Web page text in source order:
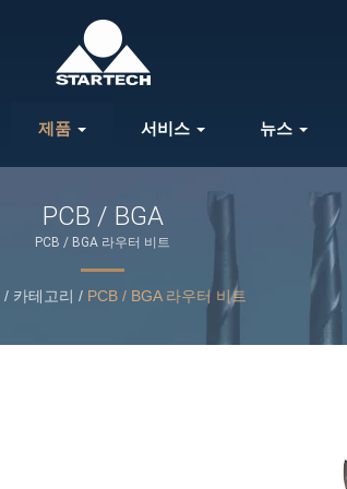
제품 서비스 뉴스
PCB / BGA
PCB / BGA 라우터 비트
/ 카테고리 / PCB / BGA 라우터 비트